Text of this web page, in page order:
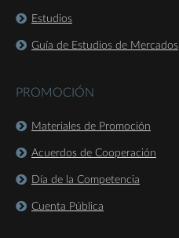
Estudios
Guía de Estudios de Mercados
PROMOCIÓN
Materiales de Promoción
Acuerdos de Cooperación
Día de la Competencia
Cuenta Pública